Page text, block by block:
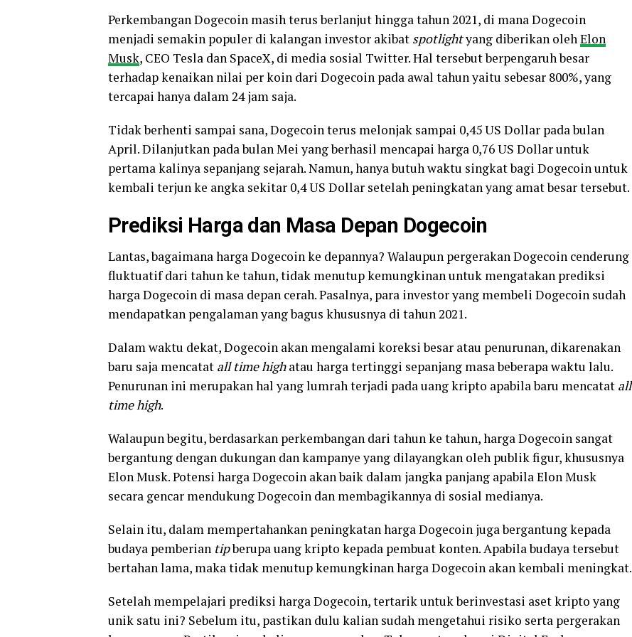
Perkembangan Dogecoin masih terus berlanjut hingga tahun 2021, di mana Dogecoin
menjadi semakin populer di kalangan investor akibat spotlightyang diberikan olehElon
Musk, CEO Tesla dan SpaceX, di media sosial Twitter. Hal tersebut berpengaruh besar
terhadap kenaikan nilai per koin dari Dogecoin pada awal tahun yaitu sebesar 800%, yang
tercapai hanya dalam 24 jam saja.
Tidak berhenti sampai sana, Dogecoin terus melonjak sampai 0,45 US Dollar pada bulan
April. Dilanjutkan pada bulan Mei yang berhasil mencapai harga 0,76 US Dollar untuk
pertama kalinya sepanjang sejarah. Namun, hanya butuh waktu singkat bagi Dogecoin untuk
kembali terjun ke angka sekitar 0,4 US Dollar setelah peningkatan yang amat besar tersebut.
Prediksi Harga dan Masa Depan Dogecoin
Lantas, bagaimana harga Dogecoin ke depannya? Walaupun pergerakan Dogecoin cenderung
fluktuatif dari tahun ke tahun, tidak menutup kemungkinan untuk mengatakan prediksi
harga Dogecoin di masa depan cerah. Pasalnya, para investor yang membeli Dogecoin sudah
mendapatkan pengalaman yang bagus khususnya di tahun 2021.
Dalam waktu dekat, Dogecoin akan mengalami koreksi besar atau penurunan, dikarenakan
baru saja mencatat all time highatau harga tertinggi sepanjang masa beberapa waktu lalu.
Penurunan ini merupakan hal yang lumrah terjadi pada uang kripto apabila baru mencatat all
time high.
Walaupun begitu, berdasarkan perkembangan dari tahun ke tahun, harga Dogecoin sangat
bergantung dengan dukungan dan kampanye yang dilayangkan oleh publik figur, khususnya
Elon Musk. Potensi harga Dogecoin akan baik dalam jangka panjang apabila Elon Musk
secara gencar mendukung Dogecoin dan membagikannya di sosial medianya.
Selain itu, dalam mempertahankan peningkatan harga Dogecoin juga bergantung kepada
budaya pemberian tipberupa uang kripto kepada pembuat konten. Apabila budaya tersebut
bertahan lama, maka tidak menutup kemungkinan harga Dogecoin akan kembali meningkat.
Setelah mempelajari prediksi harga Dogecoin, tertarik untuk berinvestasi aset kripto yang
unik satu ini? Sebelum itu, pastikan dulu kalian sudah mengetahui risiko serta pergerakan